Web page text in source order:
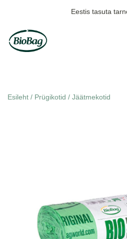
Eestis tasuta
Esileht / Prügikotid / Jäätmekotid